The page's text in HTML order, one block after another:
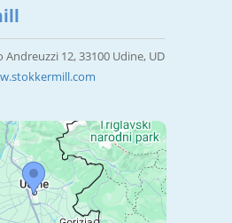
Andreuzzi 12, 33100 Udine, UD